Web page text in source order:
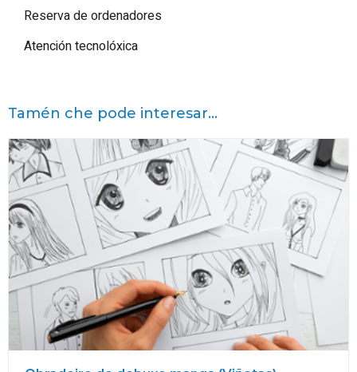
Reserva de ordenadores
Atención tecnolóxica
Tamén che pode interesar...